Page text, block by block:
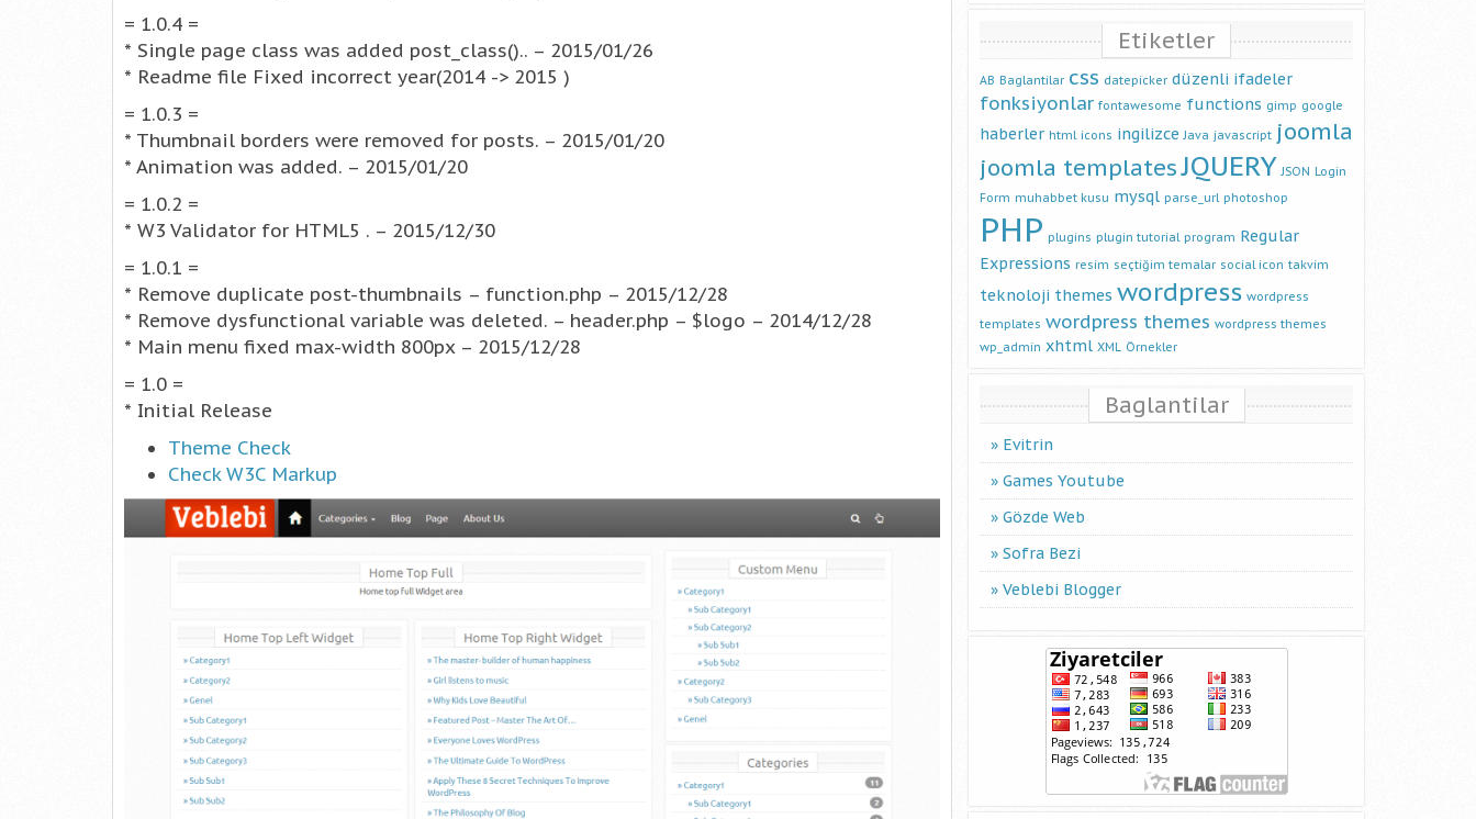
= 1.0.4 =
* Single page class was added post_class().. – 2015/01/26
* Readme file Fixed incorrect year(2014 -> 2015 )
= 1.0.3 =
* Thumbnail borders were removed for posts. – 2015/01/20
* Animation was added. – 2015/01/20
= 1.0.2 =
* W3 Validator for HTML5 . – 2015/12/30
= 1.0.1 =
* Remove duplicate post-thumbnails – function.php – 2015/12/28
* Remove dysfunctional variable was deleted. – header.php – $logo – 2014/12/28
* Main menu fixed max-width 800px – 2015/12/28
= 1.0 =
* Initial Release
Theme Check
Check W3C Markup
Etiketler
AB Baglantilar css datepicker düzenli ifadeler
fonksiyonlar fontawesome functions gimp google
haberler html icons ingilizce Java javascript joomla
joomla templatesJQUERY JSON Login
Form muhabbet kusu mysql parse_url photoshop
PHP plugins plugin tutorial program Regular
Expressions resim seçtiğim temalar social icon takvim
teknoloji themes wordpress wordpress
templates wordpress themes wordpress themes
wp_admin xhtml XML Örnekler
Baglantilar
Evitrin
Games Youtube
Gözde Web
Sofra Bezi
Veblebi Blogger